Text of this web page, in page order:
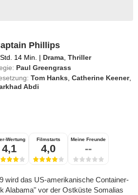
Phillips
14 Min. | Drama ,Thriller
Paul Greengrass
Tom Hanks ,Catherine Keener,
Abdi
Wertung
4,1
Filmstarts
4,0
Meine Freunde
--
wird das US-amerikanische Container-
Alabama" vor der Ostküste Somalias